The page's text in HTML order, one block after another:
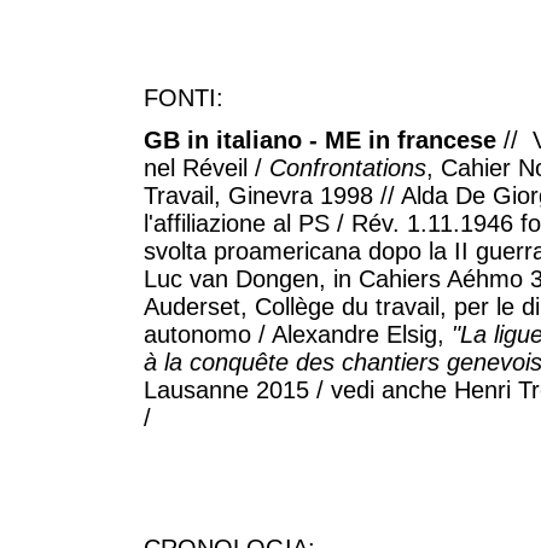
FONTI:
GB in italiano - ME in francese //
nel Réveil / Confrontations, Cahier
Travail, Ginevra 1998 // Alda De
l'affiliazione al PS / Rév. 1.11.1946
svolta proamericana dopo la II
Luc van Dongen, in Cahiers Aéhmo
Auderset, Collège du travail, per le
autonomo / Alexandre Elsig, "La
à la conquête des chantiers
Lausanne 2015 / vedi anche Henri
/